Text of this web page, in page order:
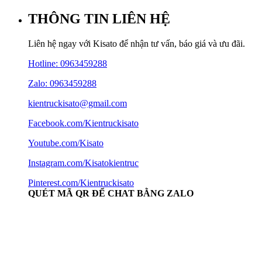
THÔNG TIN LIÊN HỆ
Liên hệ ngay với Kisato để nhận tư vấn, báo giá và ưu đãi.
Hotline: 0963459288
Zalo: 0963459288
kientruckisato@gmail.com
Facebook.com/Kientruckisato
Youtube.com/Kisato
Instagram.com/Kisatokientruc
Pinterest.com/Kientruckisato
QUÉT MÃ QR ĐỂ CHAT BẰNG ZALO